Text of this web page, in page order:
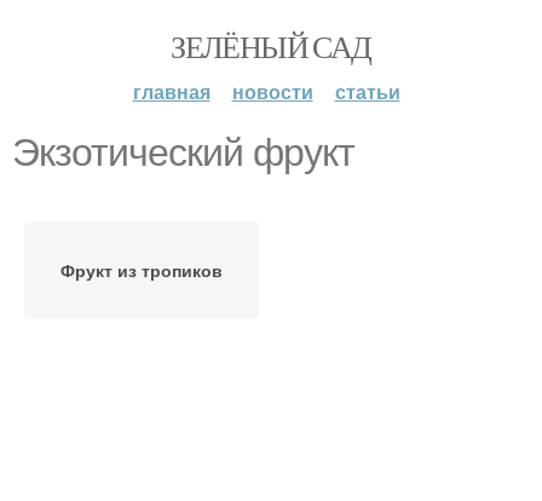
ЗЕЛЁНЫЙ САД
главная новости статьи
Экзотический фрукт
Фрукт из тропиков